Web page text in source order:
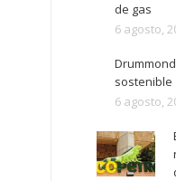
de gas
6 agosto,
sostenible
6 agosto,